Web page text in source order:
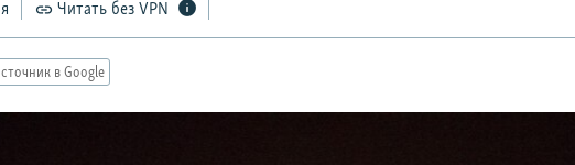
Читать без VPN
в Google